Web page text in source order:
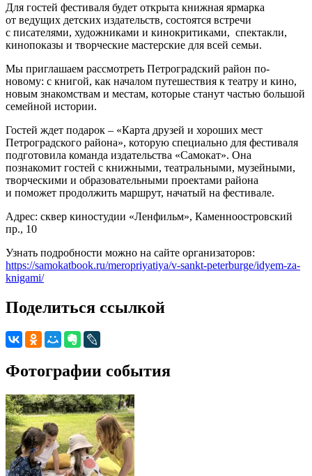
Для гостей фестиваля будет открыта книжная ярмарка
от ведущих детских издательств, состоятся встречи
с писателями, художниками и кинокритиками, спектакли,
кинопоказы и творческие мастерские для всей семьи.
Мы приглашаем рассмотреть Петроградский район по-
новому: с книгой, как началом путешествия к театру и кино,
новым знакомствам и местам, которые станут частью большой
семейной истории.
Гостей ждет подарок – «Карта друзей и хороших мест
Петроградского района», которую специально для фестиваля
подготовила команда издательства «Самокат». Она
познакомит гостей с книжными, театральными, музейными,
творческими и образовательными проектами района
и поможет продолжить маршрут, начатый на фестивале.
Адрес: сквер киностудии «Ленфильм», Каменноостровский
пр., 10
Узнать подробности можно на сайте организаторов:
https://samokatbook.ru/meropriyatiya/v-sankt-peterburge/idyem-za-
knigami/
Поделиться ссылкой
Фотографии события